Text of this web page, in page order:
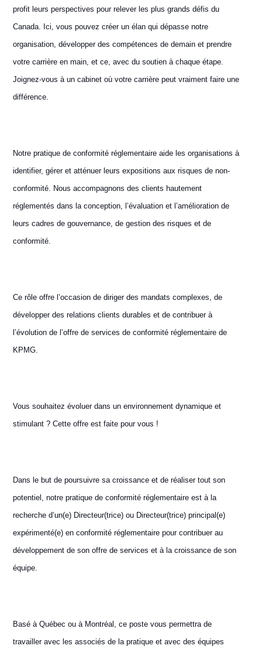
profit leurs perspectives pour relever les plus grands défis du
Canada. Ici, vous pouvez créer un élan qui dépasse notre
organisation, développer des compétences de demain et prendre
votre carrière en main, et ce, avec du soutien à chaque étape.
Joignez-vous à un cabinet où votre carrière peut vraiment faire une
différence.
Notre pratique de conformité réglementaire aide les organisations à
identifier, gérer et atténuer leurs expositions aux risques de non-
conformité. Nous accompagnons des clients hautement
réglementés dans la conception, l’évaluation et l’amélioration de
leurs cadres de gouvernance, de gestion des risques et de
conformité.
Ce rôle offre l’occasion de diriger des mandats complexes, de
développer des relations clients durables et de contribuer à
l’évolution de l’offre de services de conformité réglementaire de
KPMG.
Vous souhaitez évoluer dans un environnement dynamique et
stimulant ? Cette offre est faite pour vous !
Dans le but de poursuivre sa croissance et de réaliser tout son
potentiel, notre pratique de conformité réglementaire est à la
recherche d’un(e) Directeur(trice) ou Directeur(trice) principal(e)
expérimenté(e) en conformité réglementaire pour contribuer au
développement de son offre de services et à la croissance de son
équipe.
Basé à Québec ou à Montréal, ce poste vous permettra de
travailler avec les associés de la pratique et avec des équipes